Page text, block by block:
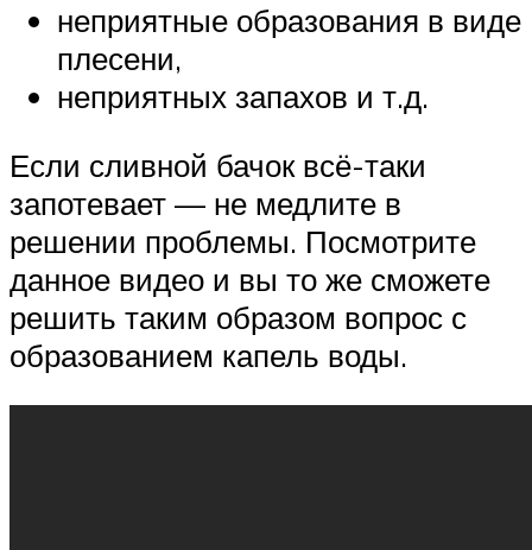
неприятные образования в виде
плесени,
неприятных запахов и т.д.
Если сливной бачок всё-таки
запотевает — не медлите в
решении проблемы. Посмотрите
данное видео и вы то же сможете
решить таким образом вопрос с
образованием капель воды.